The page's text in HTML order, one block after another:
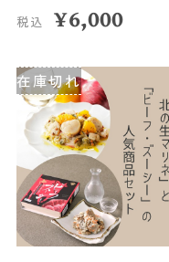
税込 ¥6,000
在庫切れ